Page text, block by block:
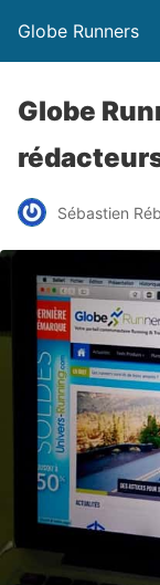
Globe Runners
Globe
Sébastien